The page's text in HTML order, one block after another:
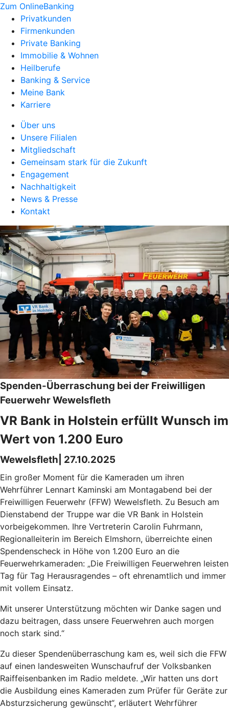
Zum OnlineBanking
Privatkunden
Firmenkunden
Private Banking
Immobilie & Wohnen
Heilberufe
Banking & Service
Meine Bank
Karriere
Über uns
Unsere Filialen
Mitgliedschaft
Gemeinsam stark für die Zukunft
Engagement
Nachhaltigkeit
News & Presse
Kontakt
Spenden-Überraschung bei der Freiwilligen
Feuerwehr Wewelsfleth
VR Bank in Holstein erfüllt Wunsch im
Wert von 1.200 Euro
Wewelsfleth| 27.10.2025
Ein großer Moment für die Kameraden um ihren
Wehrführer Lennart Kaminski am Montagabend bei der
Freiwilligen Feuerwehr (FFW) Wewelsfleth. Zu Besuch am
Dienstabend der Truppe war die VR Bank in Holstein
vorbeigekommen. Ihre Vertreterin Carolin Fuhrmann,
Regionalleiterin im Bereich Elmshorn, überreichte einen
Spendenscheck in Höhe von 1.200 Euro an die
Feuerwehrkameraden: „Die Freiwilligen Feuerwehren leisten
Tag für Tag Herausragendes – oft ehrenamtlich und immer
mit vollem Einsatz.
Mit unserer Unterstützung möchten wir Danke sagen und
dazu beitragen, dass unsere Feuerwehren auch morgen
noch stark sind.“
Zu dieser Spendenüberraschung kam es, weil sich die FFW
auf einen landesweiten Wunschaufruf der Volksbanken
Raiffeisenbanken im Radio meldete. „Wir hatten uns dort
die Ausbildung eines Kameraden zum Prüfer für Geräte zur
Absturzsicherung gewünscht“, erläutert Wehrführer